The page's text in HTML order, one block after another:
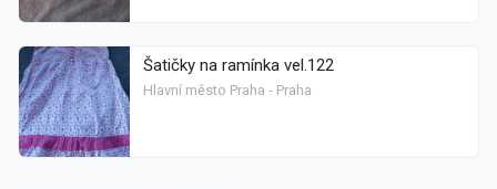
Šatičky na ramínka vel.122
Hlavní město Praha - Praha